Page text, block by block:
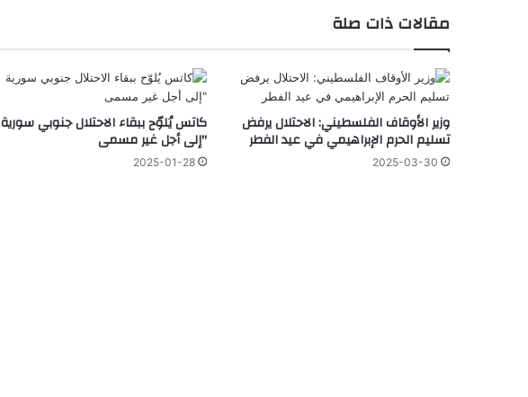
مقالات ذات صلة
وزير الأوقاف الفلسطيني: الاحتلال يرفض
تسليم الحرم الإبراهيمي في عيد الفطر
2025-03-30
كاتس يُلوّح ببقاء الاحتلال جنوبي سورية
"إلى أجل غير مسمى
2025-01-28